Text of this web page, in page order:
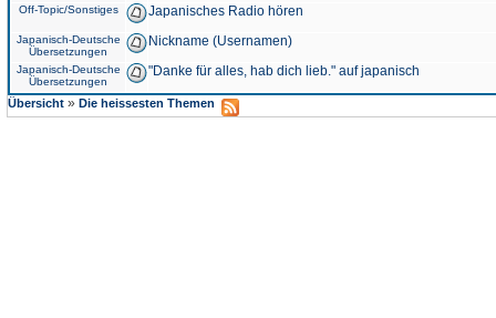
Off-Topic/Sonstiges Japanisches Radio hören
Japanisch-Deutsche
Übersetzungen
Nickname (Usernamen)
Japanisch-Deutsche
Übersetzungen
"Danke für alles, hab dich lieb." auf japanisch
Übersicht » Die heissesten Themen